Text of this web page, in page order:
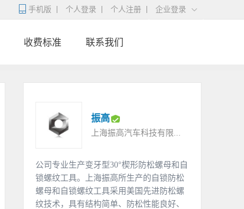
手机版 个人登录 个人注册 企业登录
收费标准 联系我们
振高
上海振高汽车科技有限...
公司专业生产变牙型30°楔形防松螺母和自
锁螺纹工具。上海振高所生产的自锁防松
螺母和自锁螺纹工具采用美国先进防松螺
纹技术，具有结构简单、防松性能良好、